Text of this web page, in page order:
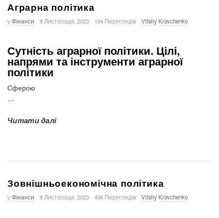
Аграрна політика
уФінанси 9 Листопада, 2023 194 Переглядів Vitaliy Kravchenko
Сутність аграрної політики. Цілі,
напрями та інструменти аграрної
політики
Сферою
…
Читати далі
Зовнішньоекономічна політика
уФінанси 9 Листопада, 2023 496 Переглядів Vitaliy Kravchenko